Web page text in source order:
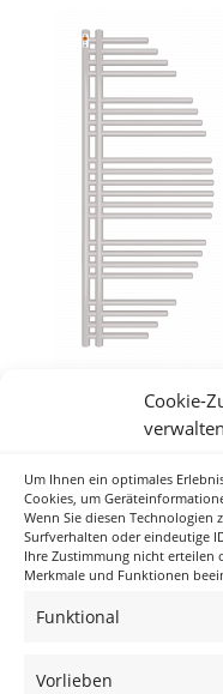
Cookie-
verwalten
Um Ihnen ein optimales
Cookies, um
Wenn Sie diesen
Surfverhalten oder eindeutige
Ihre Zustimmung nicht erteilen
Merkmale und Funktionen
Funktional
Vorlieben
Neueste
Archiv
Keine Kategorien